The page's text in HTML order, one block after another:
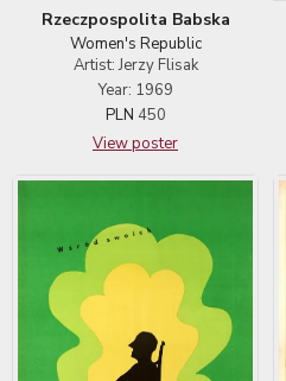
Rzeczpospolita Babska
Women's Republic
Artist: Jerzy Flisak
Year: 1969
PLN 450
View poster